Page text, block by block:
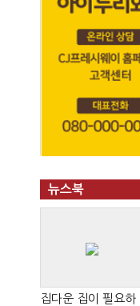
뉴스북
집다운 집이 필요하